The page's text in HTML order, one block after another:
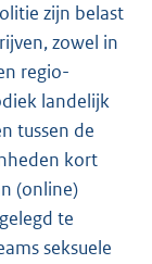
zijn belast
zowel in
regio-
landelijk
tussen de
kort
(online)
te
seksuele